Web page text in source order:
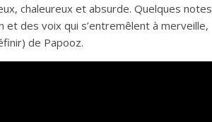
chaleureux et absurde. Quelques notes
et des voix qui s’entremêlent à merveille,
de Papooz.